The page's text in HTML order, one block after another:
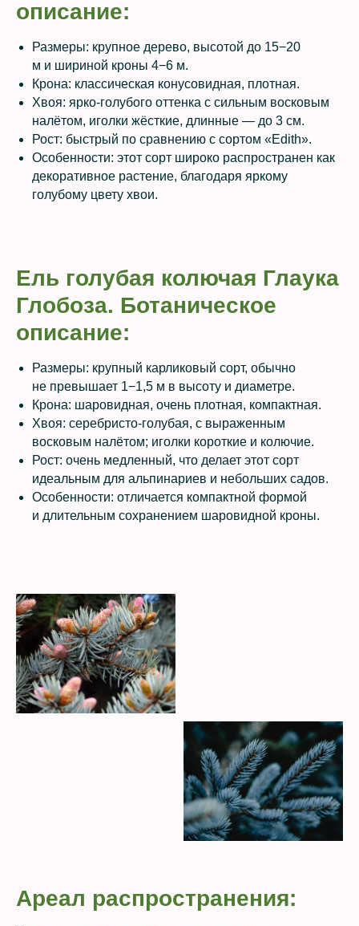
описание:
Размеры: крупное дерево, высотой до 15−20
м и шириной кроны 4−6 м.
Крона: классическая конусовидная, плотная.
Хвоя: ярко-голубого оттенка с сильным восковым
налётом, иголки жёсткие, длинные — до 3 см.
Рост: быстрый по сравнению с сортом «Edith».
Особенности: этот сорт широко распространен как
декоративное растение, благодаря яркому
голубому цвету хвои.
Ель голубая колючая Глаука
Глобоза. Ботаническое
описание:
Размеры: крупный карликовый сорт, обычно
не превышает 1−1,5 м в высоту и диаметре.
Крона: шаровидная, очень плотная, компактная.
Хвоя: серебристо-голубая, с выраженным
восковым налётом; иголки короткие и колючие.
Рост: очень медленный, что делает этот сорт
идеальным для альпинариев и небольших садов.
Особенности: отличается компактной формой
и длительным сохранением шаровидной кроны.
Ареал распространения: